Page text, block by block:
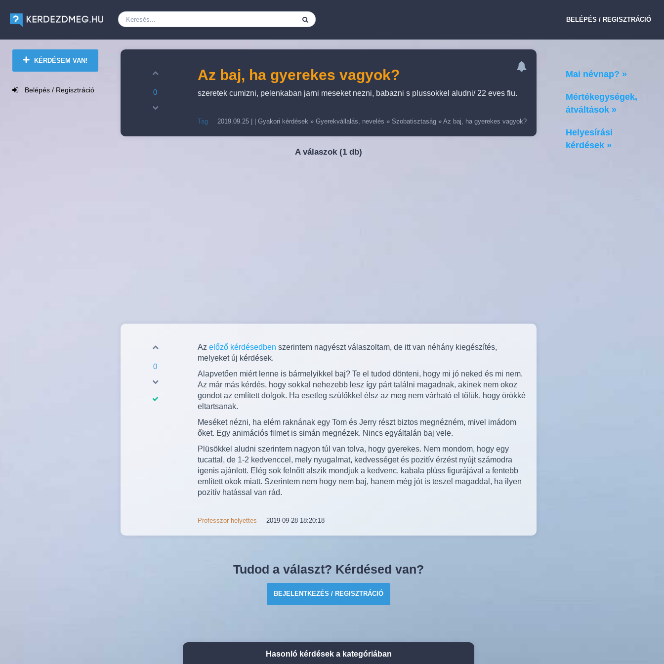
BELÉPÉS / REGISZTRÁCIÓ
KÉRDÉSEM VAN!
Belépés / Regisztráció 0
Az baj, ha gyerekes vagyok?
szeretek cumizni, pelenkaban jarni meseket nezni, babazni s plussokkel aludni/ 22 eves fiu.
Tag 2019.09.25 Gyakori kérdések » Gyerekvállalás, nevelés » Szobatisztaság» Az baj, ha gyerekes vagyok?
A válaszok (1 db)
0
Az előző kérdésedben szerintem nagyészt válaszoltam, de itt van néhány kiegészítés,
melyeket új kérdések.
Alapvetően miért lenne is bármelyikkel baj? Te el tudod dönteni, hogy mi jó neked és mi nem.
Az már más kérdés, hogy sokkal nehezebb lesz így párt találni magadnak, akinek nem okoz
gondot az említett dolgok. Ha esetleg szülőkkel élsz az meg nem várható el tőlük, hogy örökké
eltartsanak.
Meséket nézni, ha elém raknának egy Tom és Jerry részt biztos megnézném, mivel imádom
őket. Egy animációs filmet is simán megnézek. Nincs egyáltalán baj vele.
Plüsökkel aludni szerintem nagyon túl van tolva, hogy gyerekes. Nem mondom, hogy egy
tucattal, de 1-2 kedvenccel, mely nyugalmat, kedvességet és pozitív érzést nyújt számodra
igenis ajánlott. Elég sok felnőtt alszik mondjuk a kedvenc, kabala plüss figurájával a fentebb
említett okok miatt. Szerintem nem hogy nem baj, hanem még jót is teszel magaddal, ha ilyen
pozitív hatással van rád.
Professzor helyettes 2019-09-28 18:20:18
Tudod a választ? Kérdésed van?
BEJELENTKEZÉS / REGISZTRÁCIÓ
Hasonló kérdések a kategóriában
Mai névnap? »
Mértékegységek,
átváltások »
Helyesírási
kérdések »